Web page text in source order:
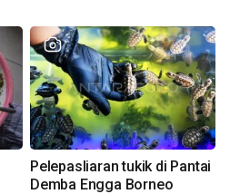
Pelepasliaran tukik di Pantai
Demba Engga Borneo